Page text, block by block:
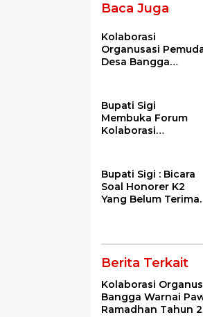
Baca Juga
Kolaborasi
Organusasi
Desa Bangga
Tahun 2026
Bupati Sigi
Membuka Forum
Kolaborasi
Transmigrasi Palolo
Bupati Sigi : Bicara
Soal Honorer K2
Yang Belum Terima
Berita Terkait
Kolaborasi
Bangga Warnai
Ramadhan Tahun